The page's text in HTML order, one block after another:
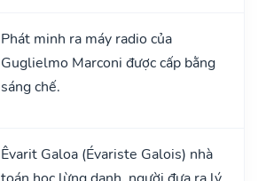
Phát minh ra máy radio của
Guglielmo Marconi được cấp bằng
sáng chế.
Êvarit Galoa (Évariste Galois) nhà